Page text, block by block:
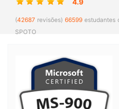
4.9
(42687 revisões) 66599 estudantes
SPOTO